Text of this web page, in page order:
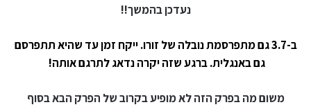
נעדכן בהמשך!!
ב-3.7 גם מתפרסמת נובלה של זורו. ייקח זמן עד שהיא תתפרסם
גם באנגלית. ברגע שזה יקרה נדאג לתרגם אותה!
משום מה בפרק הזה לא מופיע בקרוב של הפרק הבא בסוף